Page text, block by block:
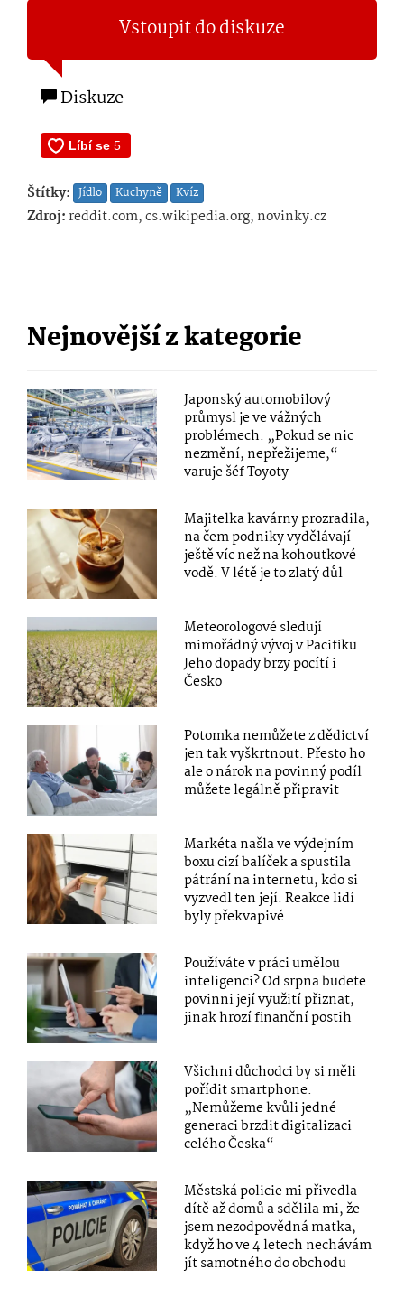
Vstoupit do diskuze
Diskuze
Štítky: Jídlo Kuchyně Kvíz
Zdroj:reddit.com, cs.wikipedia.org, novinky.cz
Nejnovější z kategorie
Japonský automobilový
průmysl je ve vážných
problémech. „Pokud se nic
nezmění, nepřežijeme,“
varuje šéf Toyoty
Majitelka kavárny prozradila,
na čem podniky vydělávají
ještě víc než na kohoutkové
vodě. V létě je to zlatý důl
Meteorologové sledují
mimořádný vývoj v Pacifiku.
Jeho dopady brzy pocítí i
Česko
Potomka nemůžete z dědictví
jen tak vyškrtnout. Přesto ho
ale o nárok na povinný podíl
můžete legálně připravit
Markéta našla ve výdejním
boxu cizí balíček a spustila
pátrání na internetu, kdo si
vyzvedl ten její. Reakce lidí
byly překvapivé
Používáte v práci umělou
inteligenci? Od srpna budete
povinni její využití přiznat,
jinak hrozí finanční postih
Všichni důchodci by si měli
pořídit smartphone.
„Nemůžeme kvůli jedné
generaci brzdit digitalizaci
celého Česka“
Městská policie mi přivedla
dítě až domů a sdělila mi, že
jsem nezodpovědná matka,
když ho ve 4 letech nechávám
jít samotného do obchodu